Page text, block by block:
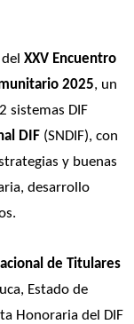
del XXV Encuentro
2025, un
sistemas DIF
DIF (SNDIF), con
y buenas
desarrollo
de Titulares
Estado de
Honoraria del DIF